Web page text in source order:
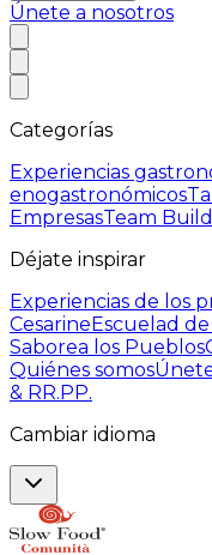
Únete a nosotros
Categorías
Experiencias
enogastronómicos
EmpresasTeam
Déjate inspirar
Experiencias de los
CesarineEscuelad de
Saborea los Pueblos
Quiénes somos
& RR.PP.
Cambiar idioma